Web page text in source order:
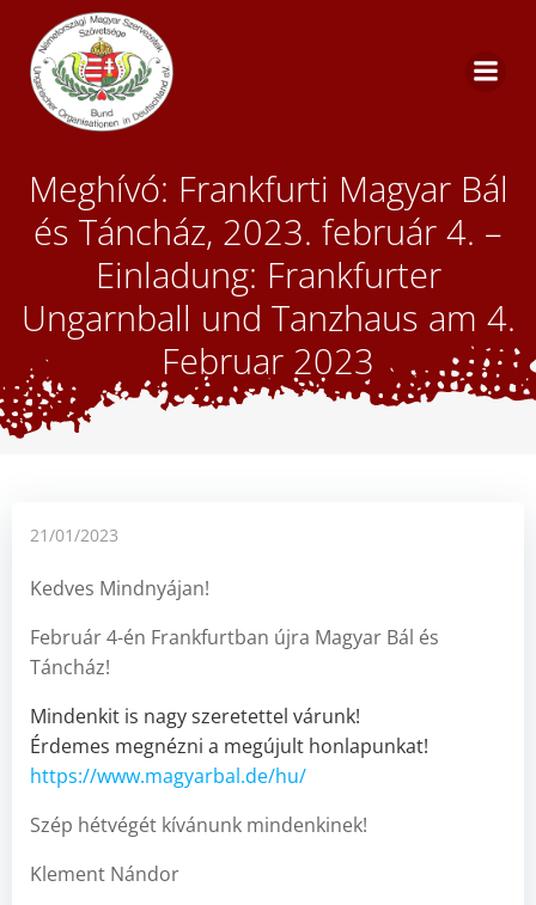
Meghívó: Frankfurti Magyar Bál
és Táncház, 2023. február 4. –
Einladung: Frankfurter
Ungarnball und Tanzhaus am 4.
Februar 2023
21/01/2023
Kedves Mindnyájan!
Február 4-én Frankfurtban újra Magyar Bál és
Táncház!
Mindenkit is nagy szeretettel várunk!
Érdemes megnézni a megújult honlapunkat!
https://www.magyarbal.de/hu/
Szép hétvégét kívánunk mindenkinek!
Klement Nándor